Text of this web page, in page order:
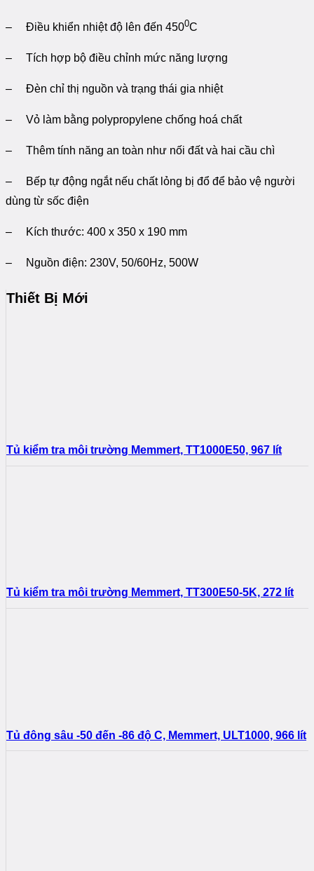
– Điều khiển nhiệt độ lên đến 4500C
– Tích hợp bộ điều chỉnh mức năng lượng
– Đèn chỉ thị nguồn và trạng thái gia nhiệt
– Vỏ làm bằng polypropylene chống hoá chất
– Thêm tính năng an toàn như nối đất và hai cầu chì
– Bếp tự động ngắt nếu chất lỏng bị đổ để bảo vệ người
dùng từ sốc điện
– Kích thước: 400 x 350 x 190 mm
– Nguồn điện: 230V, 50/60Hz, 500W
Thiết Bị Mới
Tủ kiểm tra môi trường Memmert, TT1000E50, 967 lít
Tủ kiểm tra môi trường Memmert, TT300E50-5K, 272 lít
Tủ đông sâu -50 đến -86 độ C, Memmert, ULT1000, 966 lít